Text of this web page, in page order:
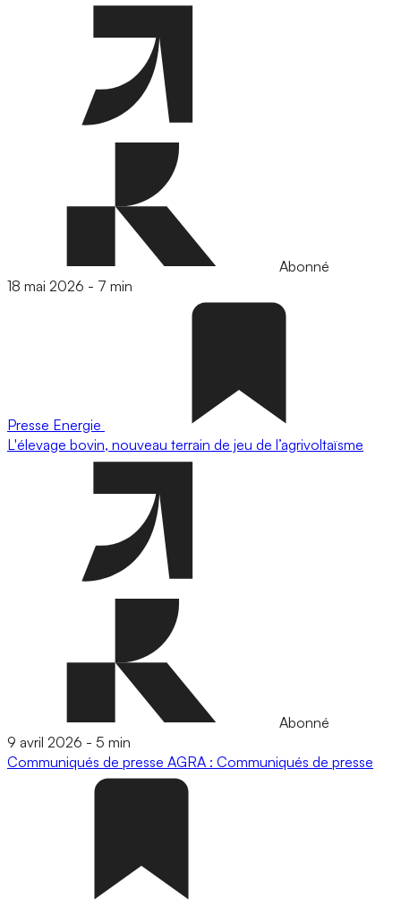
Abonné
18 mai 2026 - 7 min
Presse Energie
L'élevage bovin, nouveau terrain de jeu de l’agrivoltaïsme
Abonné
9 avril 2026 - 5 min
Communiqués de presse AGRA : Communiqués de presse